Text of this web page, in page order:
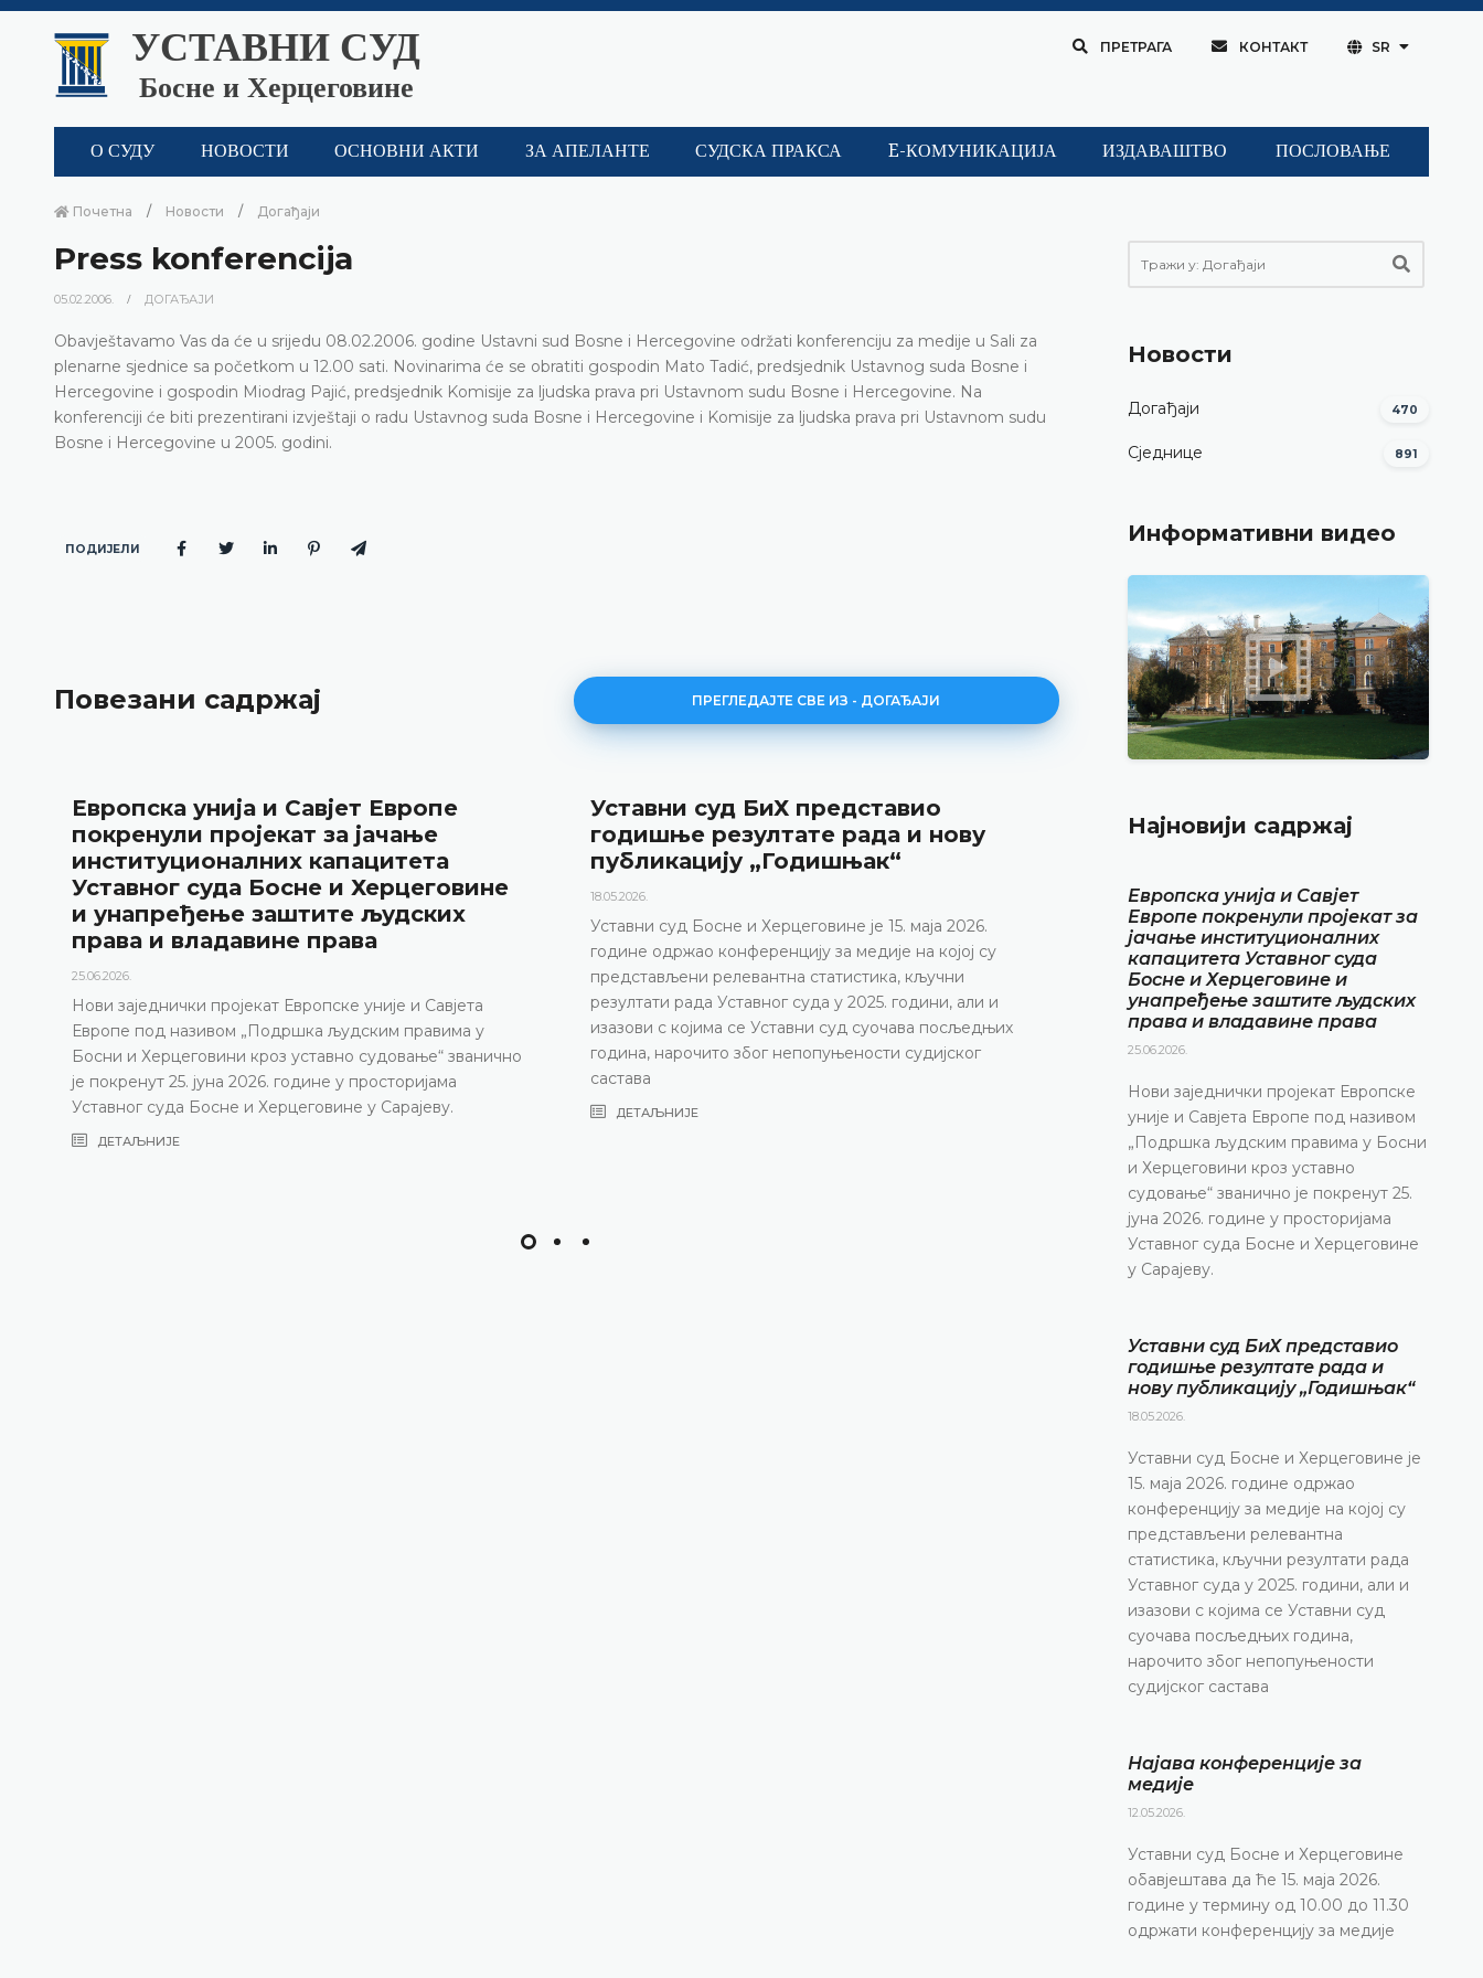
УСТАВНИ СУД
Босне и Херцеговине
ПРЕТРАГА КОНТАКТ SR
О СУДУ НОВОСТИ ОСНОВНИ АКТИ ЗА АПЕЛАНТЕ СУДСКА ПРАКСА E-КОМУНИКАЦИЈА ИЗДАВАШТВО ПОСЛОВАЊЕ
Почетна Новости Догађаји
Press konferencija
05.02.2006. ДОГАЂАЈИ
Obavještavamo Vas da će u srijedu 08.02.2006. godine Ustavni sud Bosne i Hercegovine održati konferenciju za medije u Sali za
plenarne sjednice sa početkom u 12.00 sati. Novinarima će se obratiti gospodin Mato Tadić, predsjednik Ustavnog suda Bosne i
Hercegovine i gospodin Miodrag Pajić, predsjednik Komisije za ljudska prava pri Ustavnom sudu Bosne i Hercegovine. Na
konferenciji će biti prezentirani izvještaji o radu Ustavnog suda Bosne i Hercegovine i Komisije za ljudska prava pri Ustavnom sudu
Bosne i Hercegovine u 2005. godini.
ПОДИЈЕЛИ
Повезани садржај ПРЕГЛЕДАЈТЕ СВЕ ИЗ - ДОГАЂАЈИ
Европска унија и Савјет Европе
покренули пројекат за јачање
институционалних капацитета
Уставног суда Босне и Херцеговине
и унапређење заштите људских
права и владавине права
25.06.2026.
Нови заједнички пројекат Европске уније и Савјета
Европе под називом „Подршка људским правима у
Босни и Херцеговини кроз уставно судовање“ званично
је покренут 25. јуна 2026. године у просторијама
Уставног суда Босне и Херцеговине у Сарајеву.
ДЕТАЉНИЈЕ
Уставни суд БиХ представио
годишње резултате рада и нову
публикацију „Годишњак“
18.05.2026.
Уставни суд Босне и Херцеговине је 15. маја 2026.
године одржао конференцију за медије на којој су
представљени релевантна статистика, кључни
резултати рада Уставног суда у 2025. години, али и
изазови с којима се Уставни суд суочава посљедњих
година, нарочито због непопуњености судијског
састава
ДЕТАЉНИЈЕ
12.05.2026.
маја 2026. године у термину од 10.00 до 11.30
конференцију за медије
ДЕТАЉНИЈЕ
Новости
Догађаји 470
Сједнице 891
Информативни видео
Најновији садржај
Европска унија и Савјет
Европе покренули пројекат за
јачање институционалних
капацитета Уставног суда
Босне и Херцеговине и
унапређење заштите људских
права и владавине права
25.06.2026.
Нови заједнички пројекат Европске
уније и Савјета Европе под називом
„Подршка људским правима у Босни
и Херцеговини кроз уставно
судовање“ званично је покренут 25.
јуна 2026. године у просторијама
Уставног суда Босне и Херцеговине
у Сарајеву.
Уставни суд БиХ представио
годишње резултате рада и
нову публикацију „Годишњак“
18.05.2026.
Уставни суд Босне и Херцеговине је
15. маја 2026. године одржао
конференцију за медије на којој су
представљени релевантна
статистика, кључни резултати рада
Уставног суда у 2025. години, али и
изазови с којима се Уставни суд
суочава посљедњих година,
нарочито због непопуњености
судијског састава
Најава конференције за
медије
12.05.2026.
Уставни суд Босне и Херцеговине
обавјештава да ће 15. маја 2026.
године у термину од 10.00 до 11.30
одржати конференцију за медије